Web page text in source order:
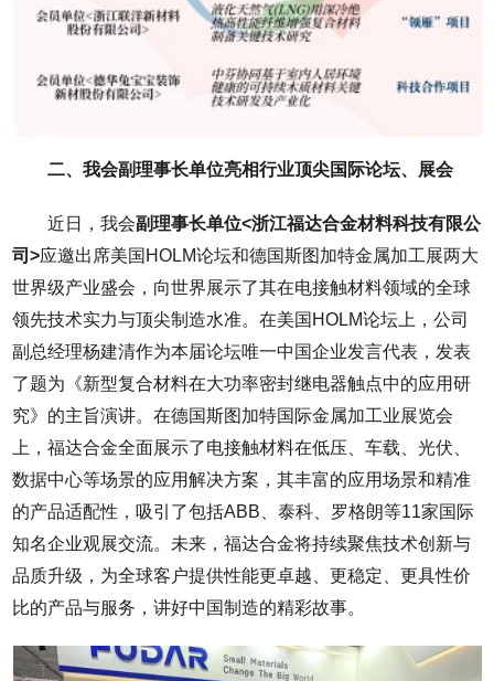
二、我会副理事长单位亮相行业顶尖国际论坛、展会
近日，我会副理事长单位<浙江福达合金材料科技有限公
司>应邀出席美国HOLM论坛和德国斯图加特金属加工展两大
世界级产业盛会，向世界展示了其在电接触材料领域的全球
领先技术实力与顶尖制造水准。在美国HOLM论坛上，公司
副总经理杨建清作为本届论坛唯一中国企业发言代表，发表
了题为《新型复合材料在大功率密封继电器触点中的应用研
究》的主旨演讲。在德国斯图加特国际金属加工业展览会
上，福达合金全面展示了电接触材料在低压、车载、光伏、
数据中心等场景的应用解决方案，其丰富的应用场景和精准
的产品适配性，吸引了包括ABB、泰科、罗格朗等11家国际
知名企业观展交流。未来，福达合金将持续聚焦技术创新与
品质升级，为全球客户提供性能更卓越、更稳定、更具性价
比的产品与服务，讲好中国制造的精彩故事。